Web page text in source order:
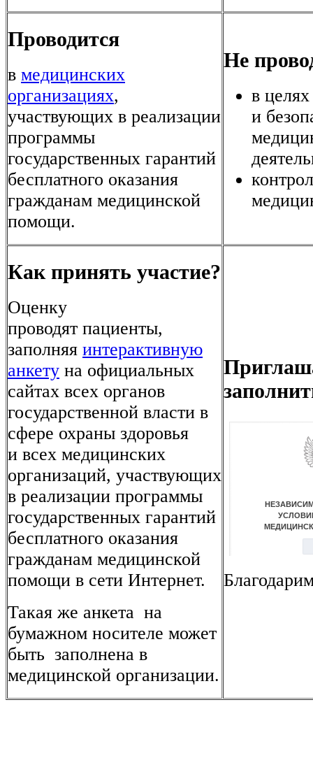
Проводится
в медицинских
организациях,
участвующих в реализации
программы
государственных гарантий
бесплатного оказания
гражданам медицинской
помощи.
Не
в
и
Как принять участие?
Оценку
проводят пациенты,
заполняя интерактивную
анкету на официальных
сайтах всех органов
государственной власти в
сфере охраны здоровья
и всех медицинских
организаций, участвующих
в реализации программы
государственных гарантий
бесплатного оказания
гражданам медицинской
помощи в сети Интернет.
Такая же анкета на
бумажном носителе может
быть заполнена в
медицинской организации.